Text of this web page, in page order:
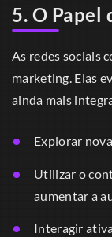
5. O Papel
As redes sociais
marketing. Elas
ainda mais
Explorar
Utilizar o
aumentar a
Interagir